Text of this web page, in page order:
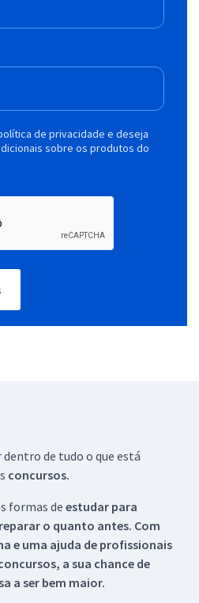
de privacidade e deseja
sobre os produtos do
dentro de tudo o que está
concursos.
formas de estudar para
o quanto antes. Com
e uma ajuda de profissionais
a sua chance de
a ser bem maior.